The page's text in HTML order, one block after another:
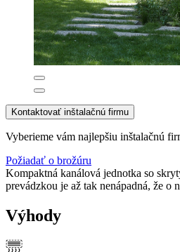
Kontaktovať inštalačnú firmu
Vyberieme vám najlepšiu inštalačnú
Požiadať o brožúru
Kompaktná kanálová jednotka so
prevádzkou je až tak nenápadná, že o
Výhody